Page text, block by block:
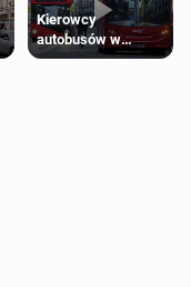
Kierowcy
autobusów w
Londynie